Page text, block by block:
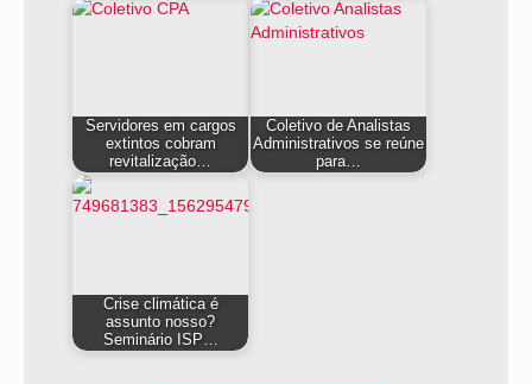
Servidores em cargos
extintos cobram
revitalização…
Coletivo de Analistas
Administrativos se reúne
para…
Crise climática é
assunto nosso?
Seminário ISP…